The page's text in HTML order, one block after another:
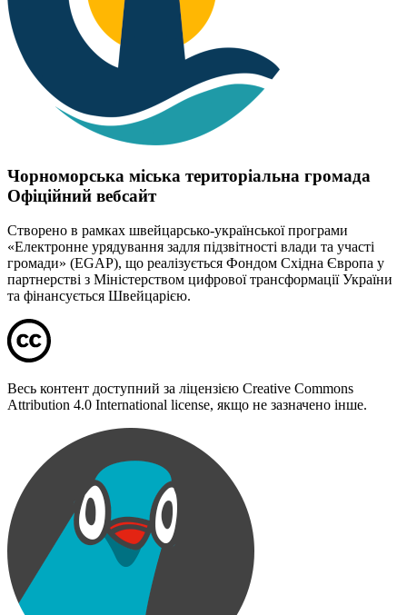
Чорноморська міська територіальна громада
Офіційний вебсайт
Створено в рамках швейцарсько-української програми
«Електронне урядування задля підзвітності влади та участі
громади» (EGAP), що реалізується Фондом Східна Європа у
партнерстві з Міністерством цифрової трансформації України
та фінансується Швейцарією.
Весь контент доступний за ліцензією Creative Commons
Attribution 4.0 International license, якщо не зазначено інше.